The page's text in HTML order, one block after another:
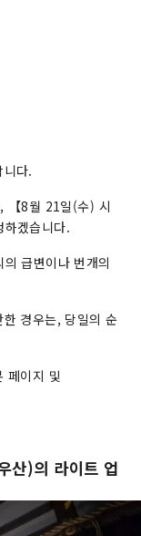
다.
【8월 21일(수) 시
겠습니다.
급변이나 번개의
경우는, 당일의 순
페이지 및
산)의 라이트 업